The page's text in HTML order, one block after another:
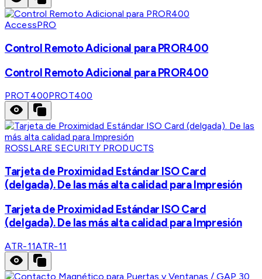
AccessPRO
Control Remoto Adicional para PROR400
Control Remoto Adicional para PROR400
PROT400PROT400
ROSSLARE SECURITY PRODUCTS
Tarjeta de Proximidad Estándar ISO Card
(delgada). De las más alta calidad para Impresión
Tarjeta de Proximidad Estándar ISO Card
(delgada). De las más alta calidad para Impresión
ATR-11ATR-11